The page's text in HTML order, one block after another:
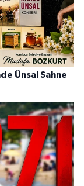
Ünsal Sahne